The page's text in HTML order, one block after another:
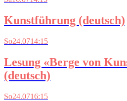
Kunstführung (deutsch)
So24.0714:15
Lesung «Berge von
(deutsch)
So24.0716:15